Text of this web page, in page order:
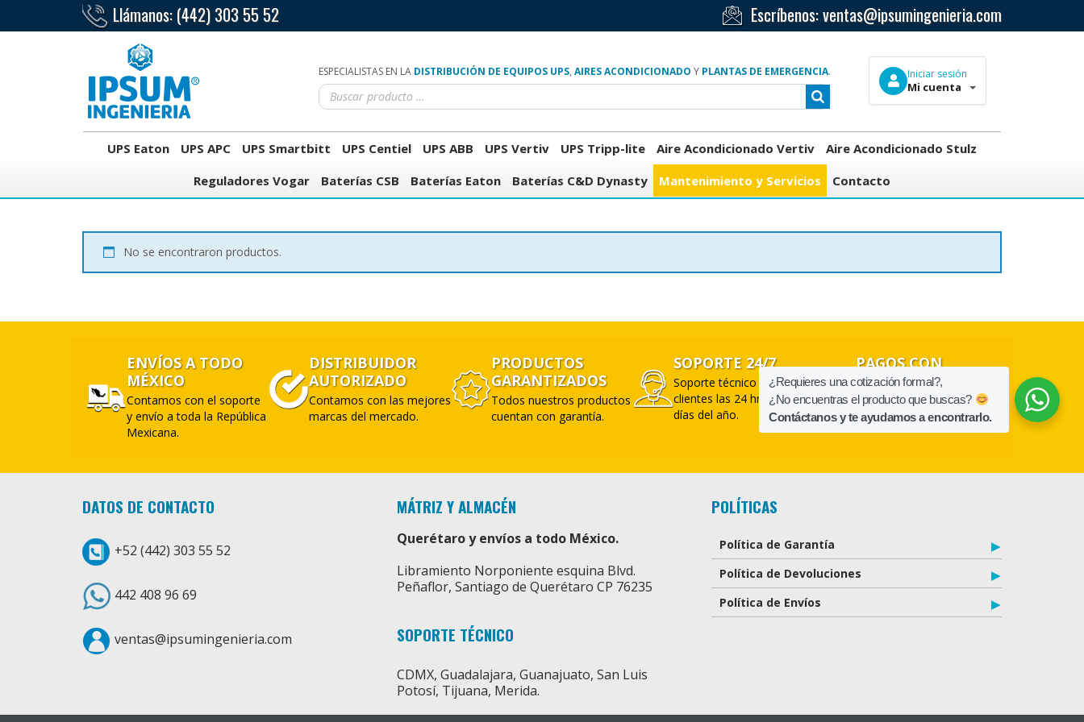
Llámanos: (442) 303 55 52 Escríbenos:ventas@ipsumingenieria.com
ESPECIALISTAS EN LA DISTRIBUCIÓN DE EQUIPOS UPS, AIRES ACONDICIONADO Y PLANTAS DE EMERGENCIA. Iniciar sesión
Mi cuenta
UPS Eaton UPS APC UPS Smartbitt UPS Centiel UPS ABB UPS Vertiv UPS Tripp-lite Aire Acondicionado Vertiv
Aire Acondicionado Stulz
Reguladores Vogar
Baterías CSB Baterías Eaton Baterías C&D Dynasty Mantenimiento y Servicios Contacto
No se encontraron productos.
ENVÍOS A TODO
MÉXICO
Contamos con el soporte
y envío a toda la República
Mexicana.
DISTRIBUIDOR
AUTORIZADO
Contamos con las mejores
marcas del mercado.
PRODUCTOS
GARANTIZADOS
Todos nuestros productos
cuentan con garantía.
SOPORTE 24/7
Soporte técnico a nuestros
clientes las 24 hrs los 365
días del año.
PAGOS CON
TARJETA
Aceptamos pagos con
tarjeta y a meses.
DATOS DE CONTACTO
+52 (442) 303 55 52
442 408 96 69
ventas@ipsumingenieria.com
MÁTRIZ Y ALMACÉN
Querétaro y envíos a todo México.
Libramiento Norponiente esquina Blvd.
Peñaflor, Santiago de Querétaro CP 76235
SOPORTE TÉCNICO
CDMX, Guadalajara, Guanajuato, San Luis
Potosí, Tijuana, Merida.
POLÍTICAS
Política de Garantía
Política de Devoluciones
Política de Envíos
¿Requieres una cotización formal?,
¿No encuentras el producto que buscas?
Contáctanos y te ayudamos a encontrarlo.